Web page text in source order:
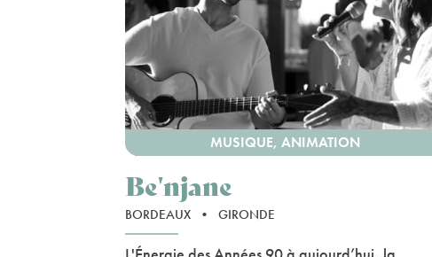
MUSIQUE, ANIMATION
Be'njane
BORDEAUX • GIRONDE